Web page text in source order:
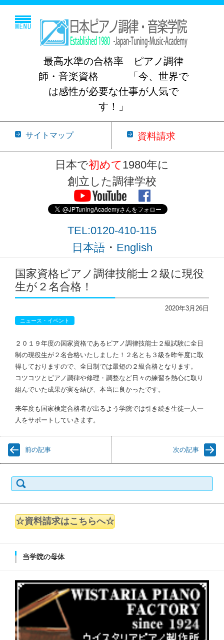
最高水準の合格率 ピアノ調律
師・音楽資格 「今、世界で
は感性が必要な仕事が人気で
す！」
サイトマップ 資料請求
日本で初めて1980年に
創立した調律学校
TEL:0120-410-115
日本語・ English
コンテンツに移動
国家資格ピアノ調律技能士２級に現役
生が２名合格！
2020年3月26日
ニュース・イベント
２０１９年度の国家資格であるピアノ調律技能士２級試験に全日
制の現役生が２名合格いたしました！２名とも３級を昨年度に取
得しておりますので、全日制では最短の２級合格となります。
コツコツとピアノ調律や修理・調整など日々の練習を熱心に取り
組んでいた成果が実を結び、本当に良かったです。
来年度も国家検定合格者が出るよう学院では引き続き生徒一人一
人をサポートしていきます。
前の記事 次の記事
検索:
☆資料請求はこちらへ☆
当学院の母体